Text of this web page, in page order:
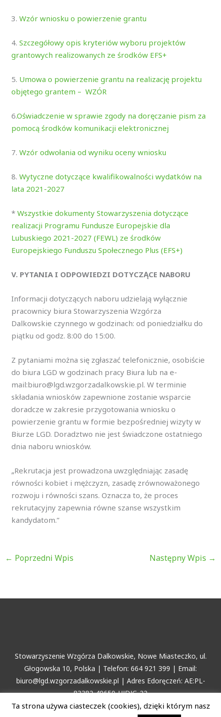
3.Wzór wniosku o powierzenie grantu
4.Szczegółowy opis kryteriów wyboru projektów
grantowych realizowanych ze środków EFS+
5. Umowa o powierzenie grantu na realizację projektu
objętego grantem – WZÓR
6.Oświadczenie w sprawie zgody na doręczanie pism za
pomocą środków komunikacji elektronicznej
7.Wzór odwołania od wyniku oceny wniosku
8.Wytyczne dotyczące kwalifikowalności wydatków na
lata 2021-2027
*Wszystkie dokumenty Stowarzyszenia dotyczące
realizacji Programu Fundusze Europejskie dla
Lubuskiego 2021-2027 (FEWL) ze środków
Europejskiego Funduszu Społecznego Plus (EFS+)
V. PYTANIA I ODPOWIEDZI DOTYCZĄCE NABORU
Informacji dotyczących naboru udzielają wyłącznie
pracownicy biura Stowarzyszenia Wzgórza
Dalkowskie czynnego w godzinach: od poniedziałku do
piątku od godz. 8:00 do 15:00.
Z pytaniami można się zgłaszać telefonicznie, osobiście
do biura LGD w godzinach pracy Biura lub na e-
mail:biuro@lgd.wzgorzadalkowskie.pl. W terminie
składania wniosków zapewnione zostanie wsparcie
doradcze w zakresie przygotowania wniosku o
powierzenie grantu w formie bezpośredniej wizyty w
Biurze LGD. Doradztwo nie jest świadczone ostatniego
dnia naboru wniosków.
„Rekrutacja jest prowadzona uwzględniając zasadę
równości kobiet i mężczyzn, zasadę zrównoważonego
rozwoju i równości szans. Oznacza to, że proces
rekrutacyjny zapewnia równe szanse wszystkim
kandydatom.”
← Poprzedni Wpis Następny Wpis →
Stowarzyszenie Wzgórza Dalkowskie, Nowe Miasteczko, ul.
Głogowska 10, Polska | Telefon: 664 921 399 | Email:
biuro@lgd.wzgorzadalkowskie.pl | Adres Edoręczeń: AE:PL-
83382-49650-HJDJG-22
Ta strona używa ciasteczek (cookies), dzięki którym nasz